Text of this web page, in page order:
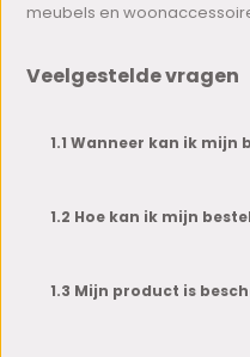
meubels en
Veelgestelde vragen
1.1 Wanneer kan ik
1.2 Hoe kan ik mijn
1.3 Mijn product is